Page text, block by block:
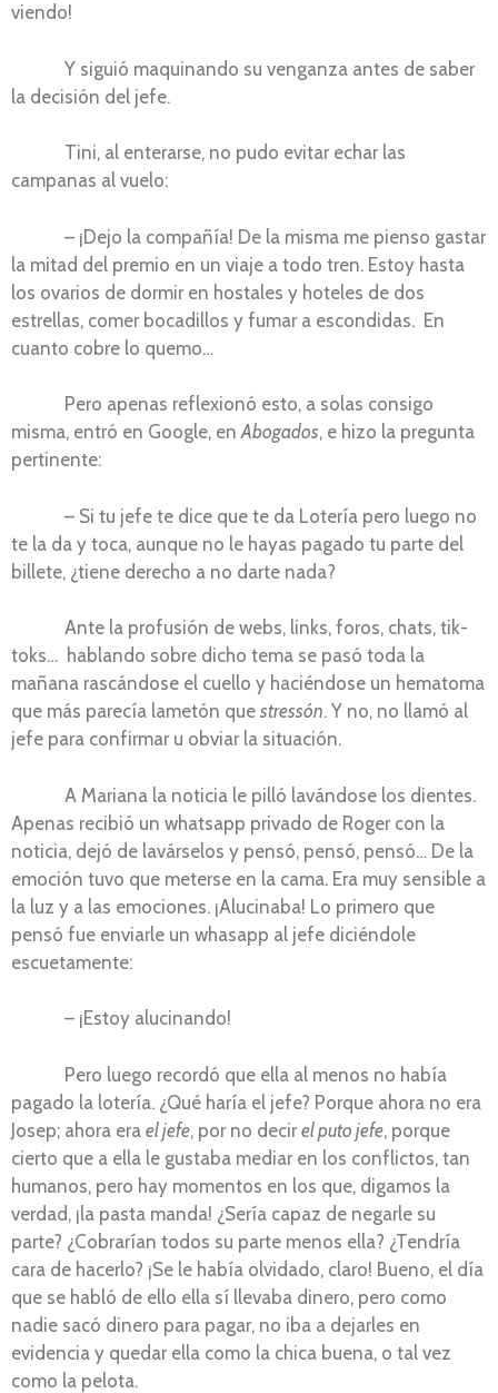
viendo!
Y siguió maquinando su venganza antes de saber
la decisión del jefe.
Tini, al enterarse, no pudo evitar echar las
campanas al vuelo:
– ¡Dejo la compañía! De la misma me pienso gastar
la mitad del premio en un viaje a todo tren. Estoy hasta
los ovarios de dormir en hostales y hoteles de dos
estrellas, comer bocadillos y fumar a escondidas. En
cuanto cobre lo quemo…
Pero apenas reflexionó esto, a solas consigo
misma, entró en Google, enAbogados, e hizo la pregunta
pertinente:
– Si tu jefe te dice que te da Lotería pero luego no
te la da y toca, aunque no le hayas pagado tu parte del
billete, ¿tiene derecho a no darte nada?
Ante la profusión de webs, links, foros, chats, tik-
toks… hablando sobre dicho tema se pasó toda la
mañana rascándose el cuello y haciéndose un hematoma
que más parecía lametón que stressón. Y no, no llamó al
jefe para confirmar u obviar la situación.
A Mariana la noticia le pilló lavándose los dientes.
Apenas recibió un whatsapp privado de Roger con la
noticia, dejó de lavárselos y pensó, pensó, pensó… De la
emoción tuvo que meterse en la cama. Era muy sensible a
la luz y a las emociones. ¡Alucinaba! Lo primero que
pensó fue enviarle un whasapp al jefe diciéndole
escuetamente:
– ¡Estoy alucinando!
Pero luego recordó que ella al menos no había
pagado la lotería. ¿Qué haría el jefe? Porque ahora no era
Josep; ahora era el jefe, por no decir el puto jefe, porque
cierto que a ella le gustaba mediar en los conflictos, tan
humanos, pero hay momentos en los que, digamos la
verdad, ¡la pasta manda! ¿Sería capaz de negarle su
parte? ¿Cobrarían todos su parte menos ella? ¿Tendría
cara de hacerlo? ¡Se le había olvidado, claro! Bueno, el día
que se habló de ello ella sí llevaba dinero, pero como
nadie sacó dinero para pagar, no iba a dejarles en
evidencia y quedar ella como la chica buena, o tal vez
como la pelota.